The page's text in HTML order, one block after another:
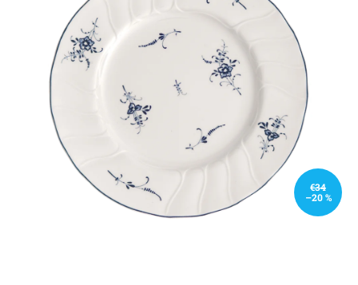
€34
–20 %